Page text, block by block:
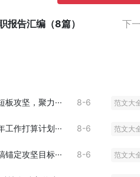
报告汇编（8篇） 下
攻坚，聚力··· 8-6 范文大
作打算计划··· 8-6 范文大
定攻坚目标··· 8-6 范文大